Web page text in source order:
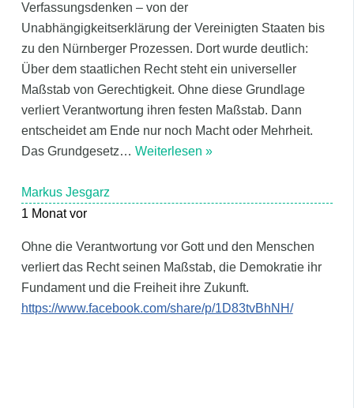
Verfassungsdenken – von der
Unabhängigkeitserklärung der Vereinigten Staaten bis
zu den Nürnberger Prozessen. Dort wurde deutlich:
Über dem staatlichen Recht steht ein universeller
Maßstab von Gerechtigkeit. Ohne diese Grundlage
verliert Verantwortung ihren festen Maßstab. Dann
entscheidet am Ende nur noch Macht oder Mehrheit.
Das Grundgesetz… Weiterlesen »
Markus Jesgarz
1 Monat vor
Ohne die Verantwortung vor Gott und den Menschen
verliert das Recht seinen Maßstab, die Demokratie ihr
Fundament und die Freiheit ihre Zukunft.
https://www.facebook.com/share/p/1D83tvBhNH/